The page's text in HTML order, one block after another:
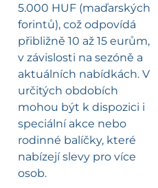
5.000 HUF (maďarských
forintů), což odpovídá
přibližně 10 až 15 eurům,
v závislosti na sezóně a
aktuálních nabídkách. V
určitých obdobích
mohou být k dispozici i
speciální akce nebo
rodinné balíčky, které
nabízejí slevy pro více
osob.